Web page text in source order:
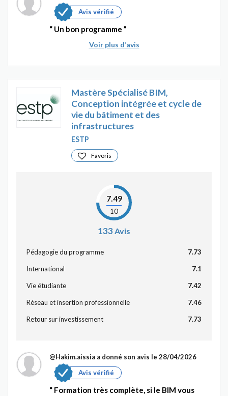
Avis vérifié
Un bon programme
Voir plus d’avis
Mastère Spécialisé BIM,
Conception intégrée et cycle de
vie du bâtiment et des
infrastructures
ESTP
Favoris
7.49
10
133Avis
Pédagogie du programme 7.73
International 7.1
Vie étudiante 7.42
Réseau et insertion professionnelle 7.46
Retour sur investissement 7.73
@Hakim.aissia a donné son avis le 28/04/2026
Avis vérifié
Formation très complète, si le BIM vous